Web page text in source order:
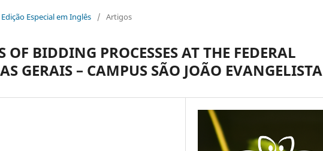
Especial em Inglês / Artigos
BIDDING PROCESSES AT THE FEDERAL
GERAIS – CAMPUS SÃO JOÃO EVANGELISTA